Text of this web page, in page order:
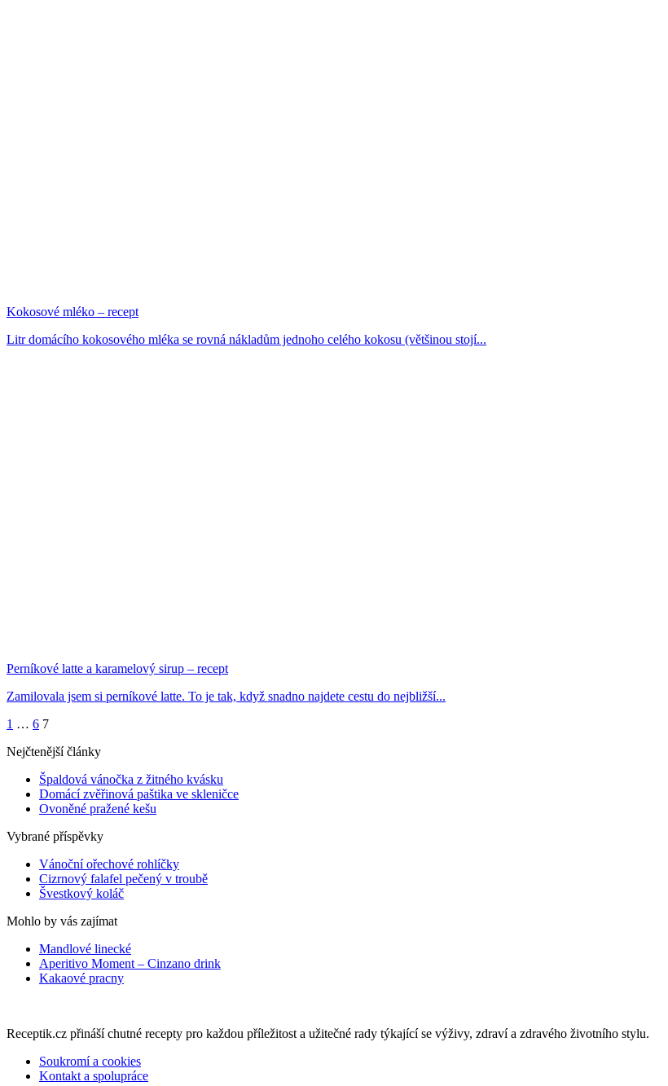
Kokosové mléko – recept
Litr domácího kokosového mléka se rovná nákladům jednoho celého kokosu (většinou stojí...
Perníkové latte a karamelový sirup – recept
Zamilovala jsem si perníkové latte. To je tak, když snadno najdete cestu do nejbližší...
1 … 6 7
Nejčtenější články
Špaldová vánočka z žitného kvásku
Domácí zvěřinová paštika ve skleničce
Ovoněné pražené kešu
Vybrané příspěvky
Vánoční ořechové rohlíčky
Cizrnový falafel pečený v troubě
Švestkový koláč
Mohlo by vás zajímat
Mandlové linecké
Aperitivo Moment – Cinzano drink
Kakaové pracny
Receptik.cz přináší chutné recepty pro každou příležitost a užitečné rady týkající se výživy, zdraví a zdravého životního stylu.
Soukromí a cookies
Kontakt a spolupráce